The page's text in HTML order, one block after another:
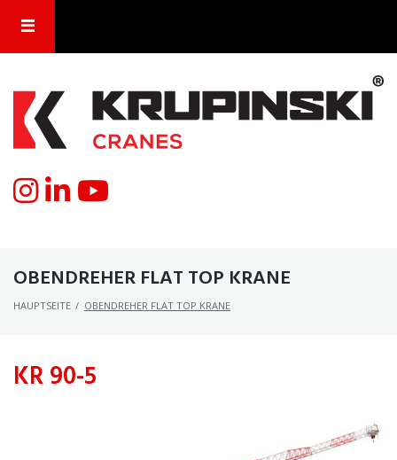
OBENDREHER FLAT TOP KRANE
HAUPTSEITE / OBENDREHER FLAT TOP KRANE
KR 90-5